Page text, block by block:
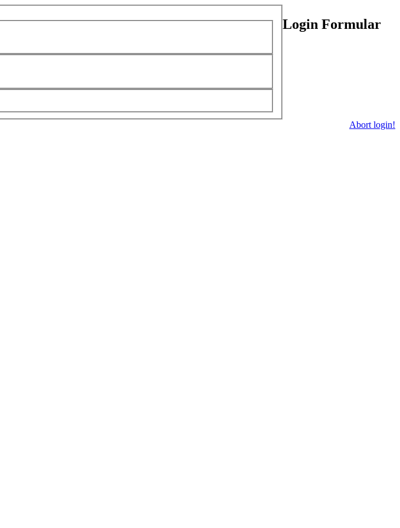
Login Formular
Abort login!